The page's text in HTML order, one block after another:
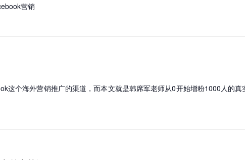
营销
这个海外营销推广的渠道，而本文就是韩席军老师从0开始增粉1000人的真